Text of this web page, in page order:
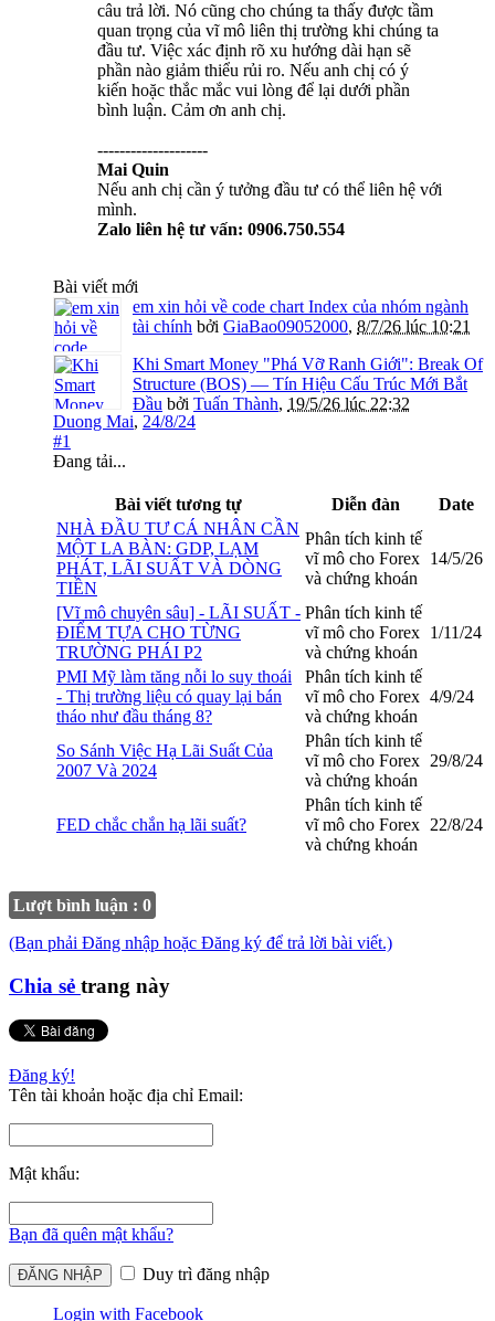
câu trả lời. Nó cũng cho chúng ta thấy được tầm
quan trọng của vĩ mô liên thị trường khi chúng ta
đầu tư. Việc xác định rõ xu hướng dài hạn sẽ
phần nào giảm thiểu rủi ro. Nếu anh chị có ý
kiến hoặc thắc mắc vui lòng để lại dưới phần
bình luận. Cảm ơn anh chị.
--------------------
Mai Quin
Nếu anh chị cần ý tưởng đầu tư có thể liên hệ với
mình.
Zalo liên hệ tư vấn: 0906.750.554
Bài viết mới
em xin hỏi về code chart Index của nhóm ngành
tài chính bởi GiaBao09052000, 8/7/26 lúc 10:21
Khi Smart Money "Phá Vỡ Ranh Giới": Break Of
Structure (BOS) — Tín Hiệu Cấu Trúc Mới Bắt
Đầu bởi Tuấn Thành, 19/5/26 lúc 22:32
Duong Mai, 24/8/24
#1
Đang tải...
Bài viết tương tự Diễn đàn
Date
NHÀ ĐẦU TƯ CÁ NHÂN CẦN
MỘT LA BÀN: GDP, LẠM
PHÁT, LÃI SUẤT VÀ DÒNG
TIỀN
Phân tích kinh tế
vĩ mô cho Forex
và chứng khoán
14/5/26
[Vĩ mô chuyên sâu] - LÃI SUẤT -
ĐIỂM TỰA CHO TỪNG
TRƯỜNG PHÁI P2
Phân tích kinh tế
vĩ mô cho Forex
và chứng khoán
1/11/24
PMI Mỹ làm tăng nỗi lo suy thoái
- Thị trường liệu có quay lại bán
tháo như đầu tháng 8?
Phân tích kinh tế
vĩ mô cho Forex
và chứng khoán
4/9/24
So Sánh Việc Hạ Lãi Suất Của
2007 Và 2024
Phân tích kinh tế
vĩ mô cho Forex
và chứng khoán
29/8/24
FED chắc chắn hạ lãi suất?
Phân tích kinh tế
vĩ mô cho Forex
và chứng khoán
22/8/24
Lượt bình luận : 0
(Bạn phải Đăng nhập hoặc Đăng ký để trả lời bài viết.)
Chia sẻ trang này
Đăng ký!
Tên tài khoản hoặc địa chỉ Email:
Mật khẩu:
Bạn đã quên mật khẩu?
Duy trì đăng nhập
Login with Facebook